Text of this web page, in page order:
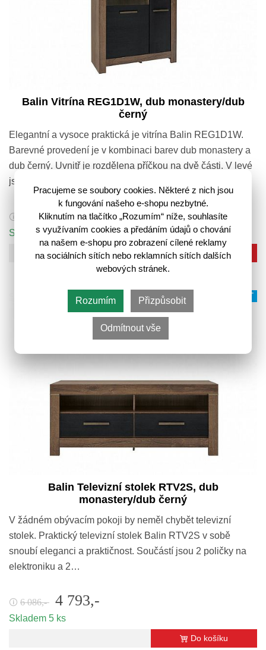
Balin Vitrína REG1D1W, dub monastery/dub
černý
Elegantní a vysoce praktická je vitrína Balin REG1D1W.
Barevné provedení je v kombinaci barev dub monastery a
dub černý. Uvnitř je rozdělena příčkou na dvě části. V levé
jsou 3 police…
🛈 8 004,- 6 304,-
Skladem 4 ks
Do košíku
VÍCE VARIANT
Balin Televizní stolek RTV2S, dub
monastery/dub černý
V žádném obývacím pokoji by neměl chybět televizní
stolek. Praktický televizní stolek Balin RTV2S v sobě
snoubí eleganci a praktičnost. Součástí jsou 2 poličky na
elektroniku a 2…
🛈 6 086,- 4 793,-
Skladem 5 ks
Do košíku
Pracujeme se soubory cookies. Některé z nich jsou
k fungování našeho e-shopu nezbytné.
Kliknutím na tlačítko „Rozumím“ níže, souhlasíte
s využívaním cookies a předáním údajů o chování
na našem e-shopu pro zobrazení cílené reklamy
na sociálních sítích nebo reklamních sítích dalších
webových stránek.
Rozumím Přizpůsobit
Odmítnout vše